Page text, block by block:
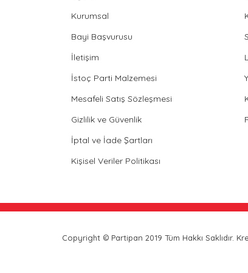
Kurumsal
Bayi Başvurusu
İletişim
İstoç Parti Malzemesi
Mesafeli Satış Sözleşmesi
Gizlilik ve Güvenlik
İptal ve İade Şartları
Kişisel Veriler Politikası
Copyright © Partipan 2019 Tüm Hakkı Saklıdır.